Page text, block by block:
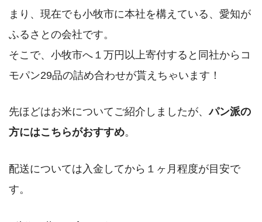
まり、現在でも小牧市に本社を構えている、愛知が
ふるさとの会社です。
そこで、小牧市へ１万円以上寄付すると同社からコ
モパン29品の詰め合わせが貰えちゃいます！
先ほどはお米についてご紹介しましたが、パン派の
方にはこちらがおすすめ。
配送については入金してから１ヶ月程度が目安で
す。